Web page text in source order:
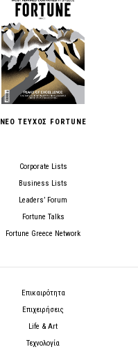
ΝΕΟ ΤΕΥΧΟΣ FORTUNE
Corporate Lists
Business Lists
Leaders’ Forum
Fortune Talks
Fortune Greece Network
Επικαιρότητα
Επιχειρήσεις
Life & Art
Τεχνολογία